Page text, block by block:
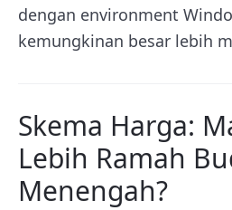
dengan environment
kemungkinan besar lebih
Skema Harga:
Lebih Ramah
Menengah?